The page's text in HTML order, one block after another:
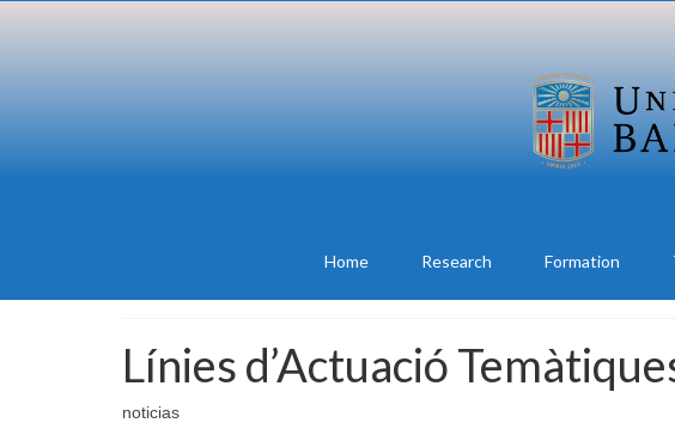
Home Research Formation
Línies d’Actuació
noticias